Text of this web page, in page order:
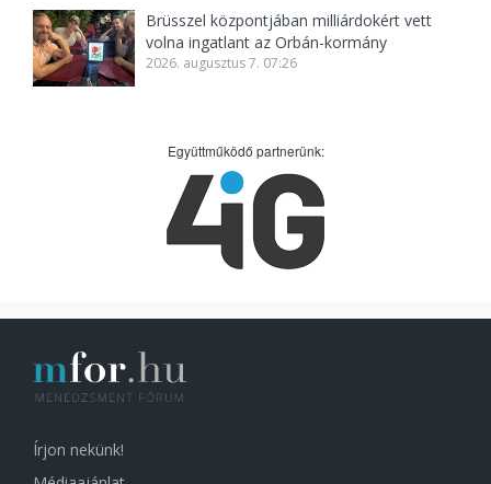
Brüsszel központjában milliárdokért vett
volna ingatlant az Orbán-kormány
2026. augusztus 7. 07:26
Együttműködő partnerünk:
Írjon nekünk!